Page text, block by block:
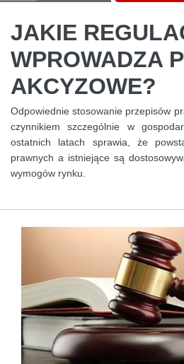
JAKIE
WPROWADZA
AKCYZOWE?
Odpowiednie stosowanie przepisów
czynnikiem szczególnie w
ostatnich latach sprawia, że
prawnych a istniejące są
wymogów rynku.